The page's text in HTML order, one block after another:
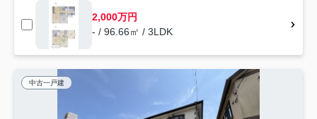
2,000万円
- / 96.66㎡ / 3LDK
中古一戸建